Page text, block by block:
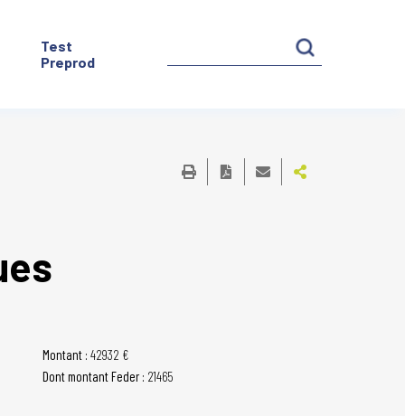
Test
Preprod
Montant : 42932 €
Dont montant Feder : 21465